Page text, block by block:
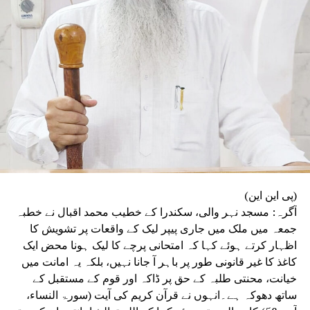
ہونے والے حملوں سے جمہوریت خطرے میں ہے۔ ’’فرد
سے بڑی پارٹی اور پارٹی سے بڑا ملک‘‘ کے جذبے کا
ذکر کرتے ہوئے انہوں نے کہا کہ انہی نظریاتی اور
اخلاقی وجوہات کی بنا پر وہ ریاستی صدر کے عہدے
اور پارٹی کی بنیادی رکنیت سے اپنا استعفیٰ دے
رہے ہیں۔
(پی این این)
آگرہ: مسجد نہر والی، سکندرا کے خطیب محمد اقبال نے خطبہ
جمعہ میں ملک میں جاری پیپر لیک کے واقعات پر تشویش کا
اظہار کرتے ہوئے کہا کہ امتحانی پرچے کا لیک ہونا محض ایک
کاغذ کا غیر قانونی طور پر باہر آ جانا نہیں، بلکہ یہ امانت میں
خیانت، محنتی طلبہ کے حق پر ڈاکہ اور قوم کے مستقبل کے
ساتھ دھوکہ ہے۔انہوں نے قرآن کریم کی آیت (سورۃ النساء،